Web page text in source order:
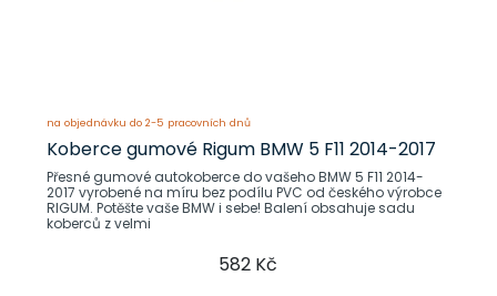
na objednávku do 2-5 pracovních dnů
Koberce gumové Rigum BMW 5 F11 2014-2017
Přesné gumové autokoberce do vašeho BMW 5 F11 2014-
2017 vyrobené na míru bez podílu PVC od českého výrobce
RIGUM. Potěšte vaše BMW i sebe! Balení obsahuje sadu
koberců z velmi
582 Kč